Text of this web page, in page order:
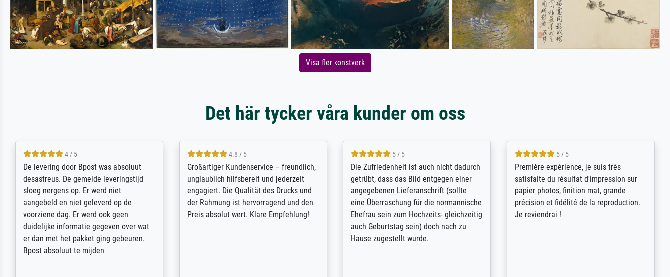
Visa fler konstverk
Det här tycker våra kunder om oss
5 / 5
Sehr gute Qualität des Leinwanddrucks
und des Rahmens! Unser Bild wurde
sehr sorgfältig und sicher verpackt, so
dass es unbeschadet bei uns ankam. Es
wird nicht unser letzter Meisterdruck
sein. Vielen Dank!
5 / 5
Für ein Erinnerungsbuch mit der
Feldpost meines Großvaters aus dem 1.
Weltkrieg benötigte ich ein
ausdrucksvolles Bild. Das habe ich bei
Ihnen gefunden. Bei der Auswahl der
weiter. Vielen ...
4.8 / 5
Hervorragende Qualität. Man kann sich
vieles anpassen lassen, wie z.B.:
Randentfernung, Farbe, Helligkeit,
Kontrast und Weiteres. Sehr freundliche
Kontaktperson per Mail. Das Bild (ein
Kunstdruck) wurde sehr gut verpackt -
sehr starke Papprolle mit Plastikdeckeln
4.8 / 5
Qualité absolument irréprochable.
Extraordinaire diversité des thèmes
abordés et personnalisation des
demandes (recadrage, réajustement des
couleurs). Relation clientèle parfaite.